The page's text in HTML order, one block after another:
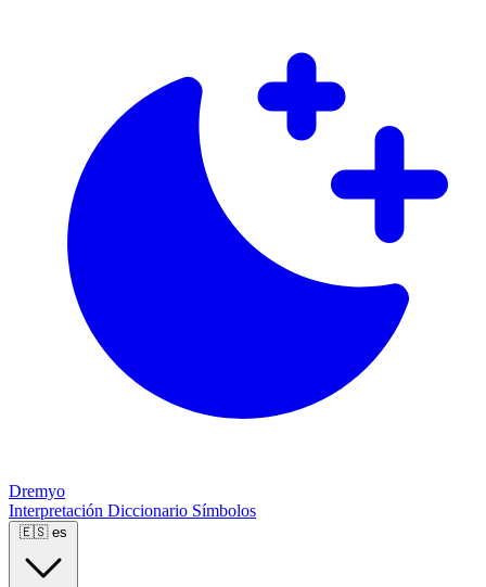
Dremyo
Interpretación Diccionario Símbolos
🇪🇸 es